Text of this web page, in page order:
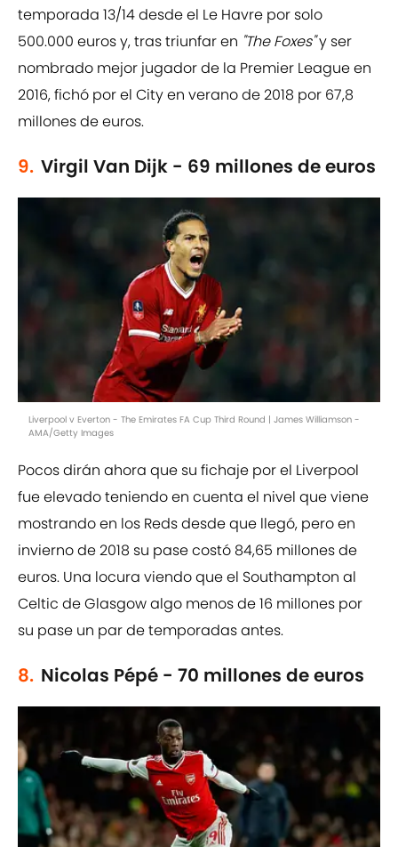
temporada 13/14 desde el Le Havre por solo
500.000 euros y, tras triunfar en "The Foxes"y ser
nombrado mejor jugador de la Premier League en
2016, fichó por el City en verano de 2018 por 67,8
millones de euros.
9. Virgil Van Dijk - 69 millones de euros
Liverpool v Everton - The Emirates FA Cup Third Round | James Williamson -
AMA/Getty Images
Pocos dirán ahora que su fichaje por el Liverpool
fue elevado teniendo en cuenta el nivel que viene
mostrando en los Reds desde que llegó, pero en
invierno de 2018 su pase costó 84,65 millones de
euros. Una locura viendo que el Southampton al
Celtic de Glasgow algo menos de 16 millones por
su pase un par de temporadas antes.
8. Nicolas Pépé - 70 millones de euros